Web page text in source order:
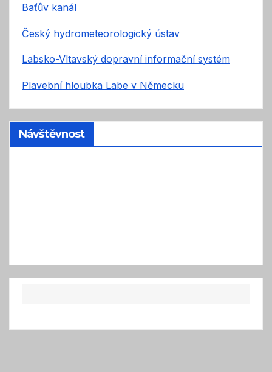
Baťův kanál
Český hydrometeorologický ústav
Labsko-Vltavský dopravní informační systém
Plavební hloubka Labe v Německu
Návštěvnost